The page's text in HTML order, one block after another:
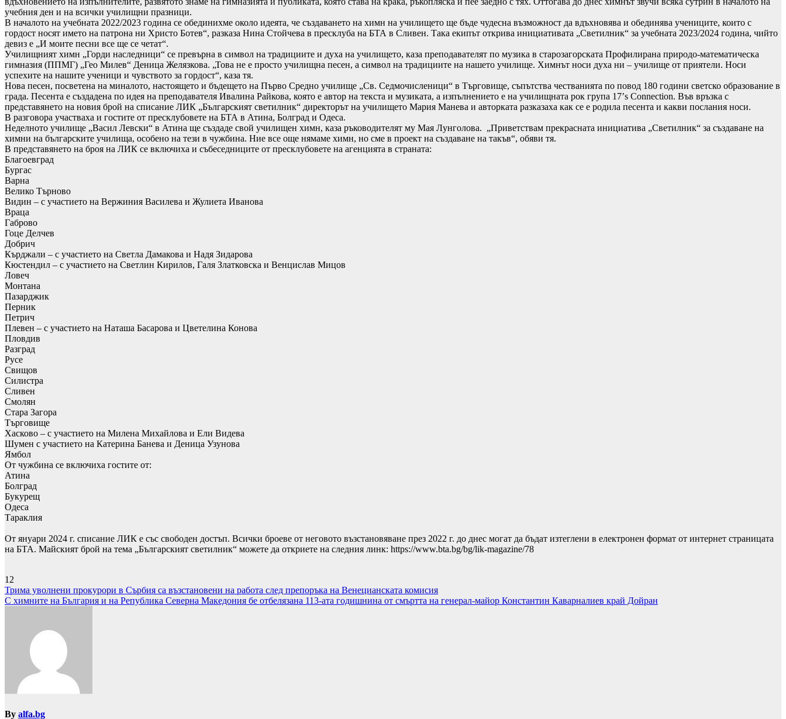
учебния ден и на всички училищни празници.
В началото на учебната 2022/2023 година се обединихме около идеята, че създаването на химн на училището ще бъде чудесна възможност да вдъхновява и обединява учениците, които с
гордост носят името на патрона ни Христо Ботев“, разказа Нина Стойчева в пресклуба на БТА в Сливен. Така екипът открива инициативата „Светилник“ за учебната 2023/2024 година, чийто
девиз е „И моите песни все ще се четат“.
Училищният химн „Горди наследници“ се превърна в символ на традициите и духа на училището, каза преподавателят по музика в старозагорската Профилирана природо-математическа
гимназия (ППМГ) „Гео Милев“ Деница Желязкова. „Това не е просто училищна песен, а символ на традициите на нашето училище. Химнът носи духа ни – училище от приятели. Носи
успехите на нашите ученици и чувството за гордост“, каза тя.
Нова песен, посветена на миналото, настоящето и бъдещето на Първо Средно училище „Св. Седмочисленици“ в Търговище, съпътства честванията по повод 180 години светско образование в
града. Песента е създадена по идея на преподавателя Ивалина Райкова, която е автор на текста и музиката, а изпълнението е на училищната рок група 17’s Connection. Във връзка с
представянето на новия брой на списание ЛИК „Българският светилник“ директорът на училището Мария Манева и авторката разказаха как се е родила песента и какви послания носи.
В разговора участваха и гостите от пресклубовете на БТА в Атина, Болград и Одеса.
Неделното училище „Васил Левски“ в Атина ще създаде свой училищен химн, каза ръководителят му Мая Лунголова. „Приветствам прекрасната инициатива „Светилник“ за създаване на
химни на българските училища, особено на тези в чужбина. Ние все още нямаме химн, но сме в проект на създаване на такъв“, обяви тя.
В представянето на броя на ЛИК се включиха и събеседниците от пресклубовете на агенцията в страната:
Благоевград
Бургас
Варна
Велико Търново
Видин – с участието на Вержиния Василева и Жулиета Иванова
Враца
Габрово
Гоце Делчев
Добрич
Кърджали – с участието на Светла Дамакова и Надя Зидарова
Кюстендил – с участието на Светлин Кирилов, Галя Златковска и Венцислав Мицов
Ловеч
Монтана
Пазарджик
Перник
Петрич
Плевен – с участието на Наташа Басарова и Цветелина Конова
Пловдив
Разград
Русе
Свищов
Силистра
Сливен
Смолян
Стара Загора
Търговище
Хасково – с участието на Милена Михайлова и Ели Видева
Шумен с участието на Катерина Банева и Деница Узунова
Ямбол
От чужбина се включиха гостите от:
Атина
Болград
Букурещ
Одеса
Тараклия
От януари 2024 г. списание ЛИК е със свободен достъп. Всички броеве от неговото възстановяване през 2022 г. до днес могат да бъдат изтеглени в електронен формат от интернет страницата
на БТА. Майският брой на тема „Българският светилник“ можете да откриете на следния линк: https://www.bta.bg/bg/lik-magazine/78
12
Навигация
Трима уволнени прокурори в Сърбия са възстановени на работа след препоръка на Венецианската комисия
С химните на България и на Република Северна Македония бе отбелязана 113-ата годишнина от смъртта на генерал-майор Константин Каварналиев край Дойран
By alfa.bg